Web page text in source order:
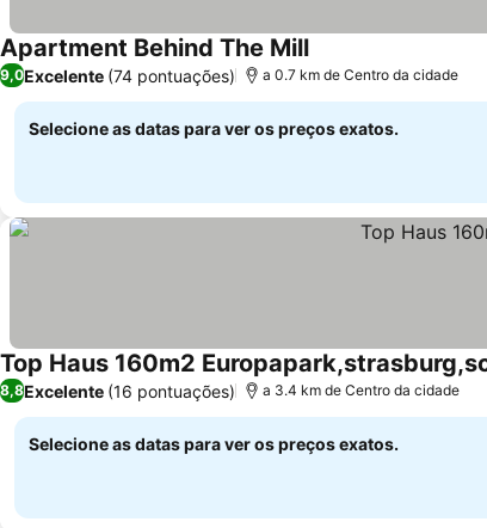
Apartment Behind The Mill
9,0Excelente (74 pontuações) a 0.7 km de Centro da cidade
Selecione as datas para ver os preços exatos.
Top Haus 160m2
8,8Excelente (16 pontuações) a 3.4 km de Centro da cidade
Selecione as datas para ver os preços exatos.